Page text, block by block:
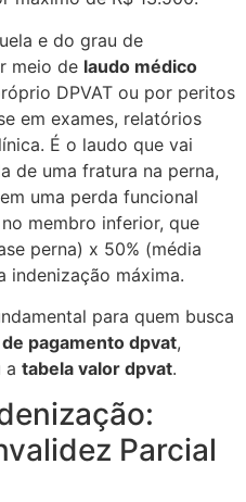
e do grau de
meio de laudo médico
DPVAT ou por peritos
em exames, relatórios
É o laudo que vai
de uma fratura na perna,
uma perda funcional
membro inferior, que
perna) x 50% (média
indenização máxima.
para quem busca
pagamento dpvat,
a tabela valor dpvat.
Parcial